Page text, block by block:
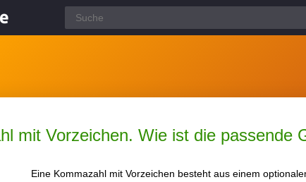
mit Vorzeichen. Wie ist die passende
Eine Kommazahl mit Vorzeichen besteht aus einem